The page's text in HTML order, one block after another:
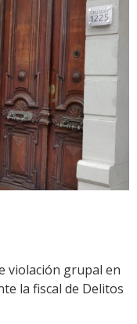
violación grupal en
la fiscal de Delitos